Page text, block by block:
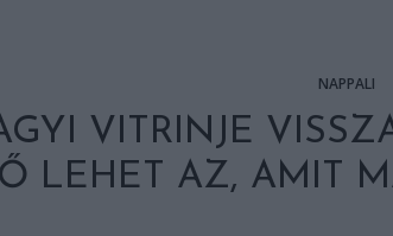
NAPPALI
VITRINJE
LEHET AZ, AMIT